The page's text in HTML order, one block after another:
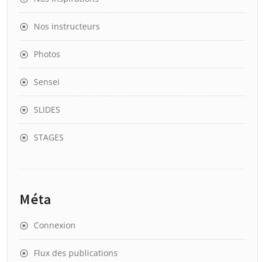
Nos instructeurs
Photos
Sensei
SLIDES
STAGES
Méta
Connexion
Flux des publications